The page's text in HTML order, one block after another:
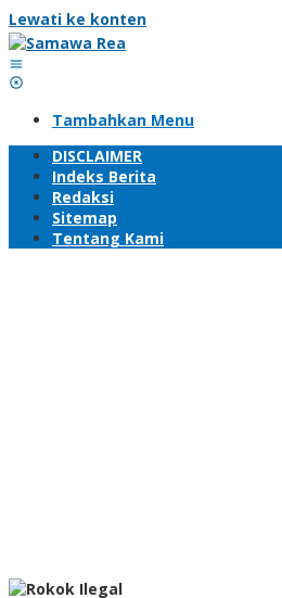
Lewati ke konten
Tambahkan Menu
DISCLAIMER
Indeks Berita
Redaksi
Sitemap
Tentang Kami